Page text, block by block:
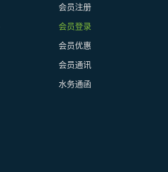
会员注册
会员登录
会员优惠
会员通讯
水务通函